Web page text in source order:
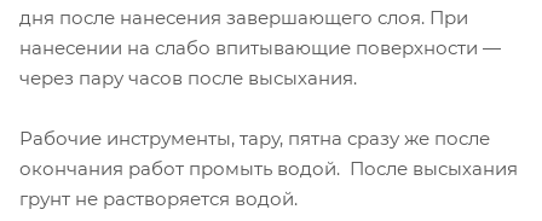
дня после нанесения завершающего слоя. При
нанесении на слабо впитывающие поверхности —
через пару часов после высыхания.
Рабочие инструменты, тару, пятна сразу же после
окончания работ промыть водой. После высыхания
грунт не растворяется водой.